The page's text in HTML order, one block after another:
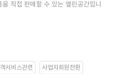
직접 판매할 수 있는 열린공간입니
서비스관련 사업자회원전환